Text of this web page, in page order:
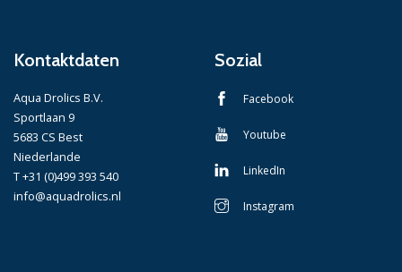
Kontaktdaten
Aqua Drolics B.V.
Sportlaan 9
5683 CS Best
Niederlande
T +31 (0)499 393 540
info@aquadrolics.nl
Sozial
Facebook
Youtube
LinkedIn
Instagram